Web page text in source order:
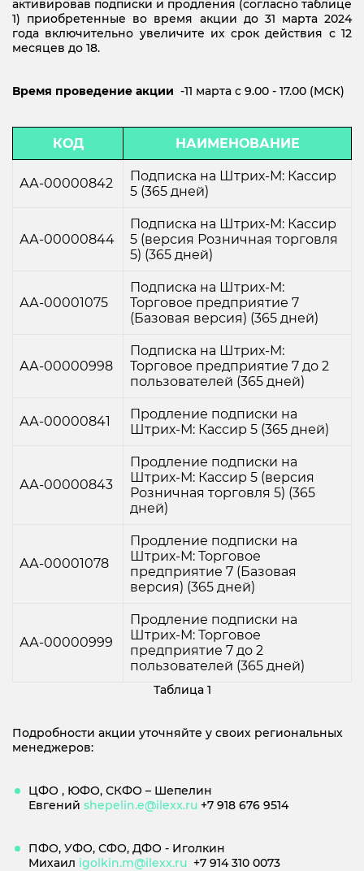
активировав подписки и продления (согласно таблице
1) приобретенные во время акции до 31 марта 2024
года включительно увеличите их срок действия с 12
месяцев до 18.
Время проведение акции -11 марта с 9.00 - 17.00 (МСК)
КОД НАИМЕНОВАНИЕ
АА-00000842
Подписка на Штрих-М: Кассир
5 (365 дней)
АА-00000844
Подписка на Штрих-М: Кассир
5 (версия Розничная торговля
5) (365 дней)
АА-00001075
Подписка на Штрих-М:
Торговое предприятие 7
(Базовая версия) (365 дней)
АА-00000998
Подписка на Штрих-М:
Торговое предприятие 7 до 2
пользователей (365 дней)
АА-00000841
Продление подписки на
Штрих-М: Кассир 5 (365 дней)
АА-00000843
Продление подписки на
Штрих-М: Кассир 5 (версия
Розничная торговля 5) (365
дней)
АА-00001078
Продление подписки на
Штрих-М: Торговое
предприятие 7 (Базовая
версия) (365 дней)
АА-00000999
Продление подписки на
Штрих-М: Торговое
предприятие 7 до 2
пользователей (365 дней)
Таблица 1
Подробности акции уточняйте у своих региональных
менеджеров:
ЦФО , ЮФО, СКФО – Шепелин
Евгений shepelin.e@ilexx.ru +7 918 676 9514
ПФО, УФО, СФО, ДФО - Иголкин
Михаил igolkin.m@ilexx.ru +7 914 310 0073